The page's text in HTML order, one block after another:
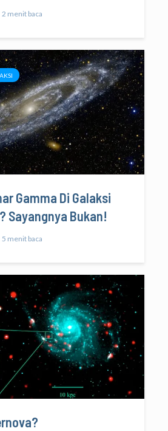
2 menit baca
Gamma Di Galaksi
Sayangnya Bukan!
5 menit baca